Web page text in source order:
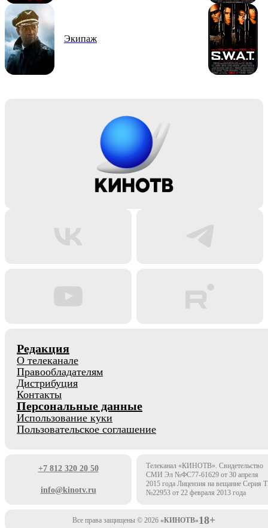
Экипаж
Редакция
О телеканале
Правообладателям
Дистрибуция
Контакты
Персональные данные
Использование куки
Пользовательское соглашение
+7 812 320 20 50
info@kinotv.ru
Телеканал «КИНОТВ». Свидетельство
СМИ Эл №ФС77-61629 от 30 апреля
2015 года Лицензия на вещание Серия
№22953 от 22 февраля 2013 года
Все права защищены © 2026 «КИНОТВ»18+